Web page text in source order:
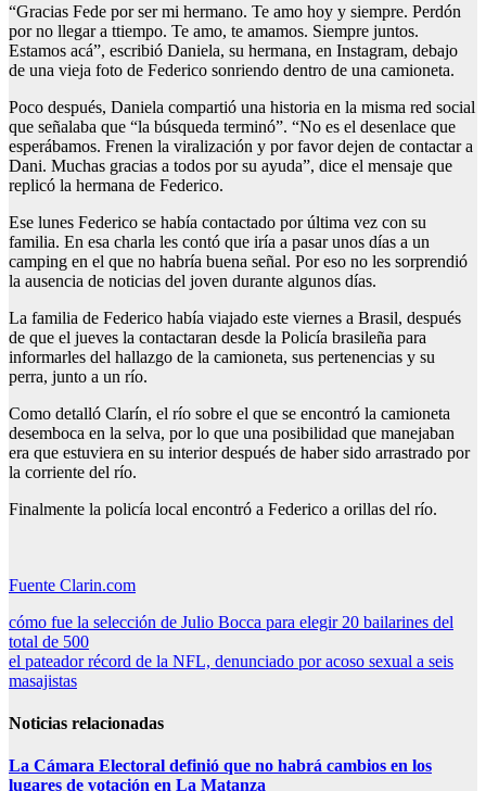
“Gracias Fede por ser mi hermano. Te amo hoy y siempre. Perdón
por no llegar a ttiempo. Te amo, te amamos. Siempre juntos.
Estamos acá”, escribió Daniela, su hermana, en Instagram, debajo
de una vieja foto de Federico sonriendo dentro de una camioneta.
Poco después, Daniela compartió una historia en la misma red social
que señalaba que “la búsqueda terminó”. “No es el desenlace que
esperábamos. Frenen la viralización y por favor dejen de contactar a
Dani. Muchas gracias a todos por su ayuda”, dice el mensaje que
replicó la hermana de Federico.
Ese lunes Federico se había contactado por última vez con su
familia. En esa charla les contó que iría a pasar unos días a un
camping en el que no habría buena señal. Por eso no les sorprendió
la ausencia de noticias del joven durante algunos días.
La familia de Federico había viajado este viernes a Brasil, después
de que el jueves la contactaran desde la Policía brasileña para
informarles del hallazgo de la camioneta, sus pertenencias y su
perra, junto a un río.
Como detalló Clarín, el río sobre el que se encontró la camioneta
desemboca en la selva, por lo que una posibilidad que manejaban
era que estuviera en su interior después de haber sido arrastrado por
la corriente del río.
Finalmente la policía local encontró a Federico a orillas del río.
Fuente Clarin.com
Navegación
de
entradas
cómo fue la selección de Julio Bocca para elegir 20 bailarines del
total de 500
el pateador récord de la NFL, denunciado por acoso sexual a seis
masajistas
Noticias relacionadas
La Cámara Electoral definió que no habrá cambios en los
lugares de votación en La Matanza